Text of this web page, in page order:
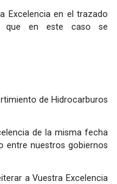
Excelencia en el trazado
que en este caso se
de Hidrocarburos
de la misma fecha
entre nuestros gobiernos
a Vuestra Excelencia